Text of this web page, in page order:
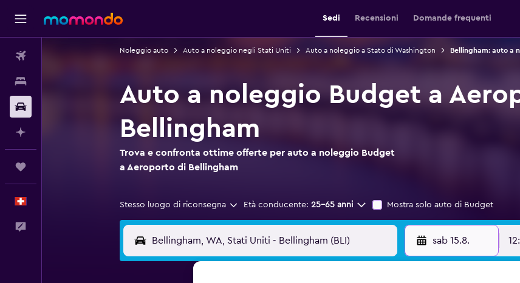
Sedi Recensioni Domande frequenti
Noleggio auto Auto a noleggio negli Stati Uniti Auto a noleggio a Stato di Washington Bellingham: auto a
Auto a noleggio Budget a
Bellingham
Trova e confronta ottime offerte per auto a noleggio Budget
a Aeroporto di Bellingham
Stesso luogo di riconsegna Età conducente: 25-65 anni Mostra solo auto di Budget
sab 15.8.